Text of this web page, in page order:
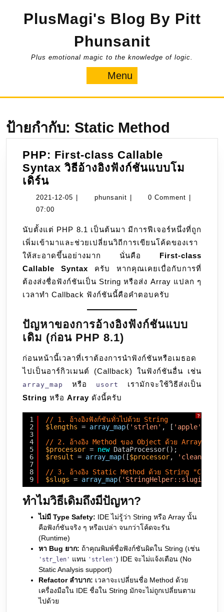
PlusMagi's Blog By Pitt
Phunsanit
Plus emotional magic to the knowledge of logic.
Menu
ป้ายกำกับ: Static Method
PHP: First-class Callable
Syntax วิธีอ้างอิงฟังก์ชันแบบโม
เดิร์นPHP:
First-
class
Syntax
วิธี
อ้างอิง
ฟังก์ชัน
แบบ
โม
2021-12-05 2021- phunsanit phunsanit0 Comment
07:00
นับตั้งแต่ PHP 8.1 เป็นต้นมา มีการฟีเจอร์หนึ่งที่ถูก
เพิ่มเข้ามาและช่วยเปลี่ยนวิถีการเขียนโค้ดของเรา
ให้สะอาดขึ้นอย่างมาก นั่นคือ First-class
Callable Syntax ครับ หากคุณเคยเบื่อกับการที่
ต้องส่งชื่อฟังก์ชันเป็น String หรือส่ง Array แปลก ๆ
เวลาทำ Callback ฟังก์ชันนี้คือคำตอบครับ
ปัญหาของการอ้างอิงฟังก์ชันแบบ
เดิม (ก่อน PHP 8.1)
ก่อนหน้านี้เวลาที่เราต้องการนำฟังก์ชันหรือเมธอด
ไปเป็นอาร์กิวเมนต์ (Callback) ในฟังก์ชันอื่น เช่น
array_map หรือ usort
เรามักจะใช้วิธีส่งเป็น
String หรือ Array ดังนี้ครับ
?
1
2
3
4
5
6
7
8
9
// 1. อ้างอิงฟังก์ชันทั่วไปด้วย String
$lengths = array_map( 'strlen' , [ 'apple'
// 2. อ้างอิง Method ของ Object ด้วย Array
$processor = new DataProcessor();
$result = array_map([$processor, 'cleanData'
// 3. อ้างอิง Static Method ด้วย String
$slugs = array_map( 'StringHelper::slugify'
ทำไมวิธีเดิมถึงมีปัญหา?
ไม่มี Type Safety: IDE ไม่รู้ว่า String หรือ Array นั้น
คือฟังก์ชันจริง ๆ หรือเปล่า จนกว่าโค้ดจะรัน
(Runtime)
หา Bug ยาก: ถ้าคุณพิมพ์ชื่อฟังก์ชันผิดใน String (เช่น
'str_len' แทน 'strlen' ) IDE จะไม่แจ้งเตือน (No
Static Analysis support)
Refactor ลำบาก: เวลาจะเปลี่ยนชื่อ Method ด้วย
เครื่องมือใน IDE ชื่อใน String มักจะไม่ถูกเปลี่ยนตาม
ไปด้วย